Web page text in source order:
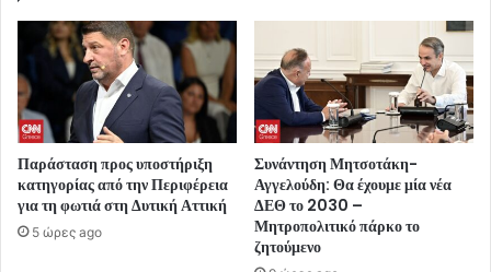
Παράσταση προς υποστήριξη
κατηγορίας από την Περιφέρεια
για τη φωτιά στη Δυτική Αττική
5 ώρες ago
Συνάντηση Μητσοτάκη-
Αγγελούδη: Θα έχουμε μία νέα
ΔΕΘ το 2030 –
Μητροπολιτικό πάρκο το
ζητούμενο